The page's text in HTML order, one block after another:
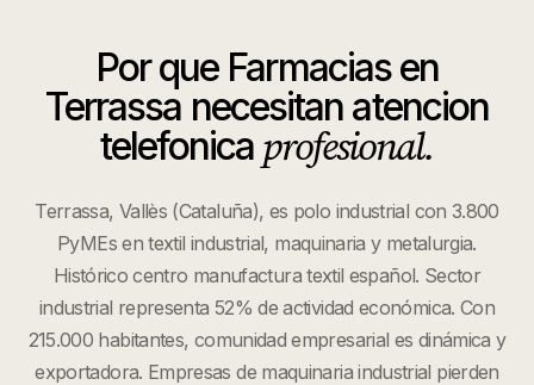
Por que Farmaciasen
Terrassa necesitan atencion
telefonica profesional.
Terrassa, Vallès (Cataluña), es polo industrial con 3.800
PyMEs en textil industrial, maquinaria y metalurgia.
Histórico centro manufactura textil español. Sector
industrial representa 52% de actividad económica. Con
215.000 habitantes, comunidad empresarial es dinámica y
exportadora. Empresas de maquinaria industrial pierden